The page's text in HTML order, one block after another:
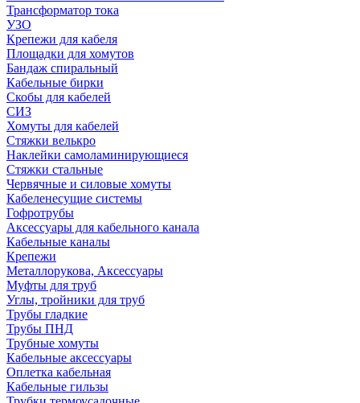
Трансформатор тока
УЗО
Крепежи для кабеля
Площадки для хомутов
Бандаж спиральный
Кабельные бирки
Cкобы для кабелей
СИЗ
Хомуты для кабелей
Стяжки велькро
Наклейки самоламинирующиеся
Стяжки стальные
Червячные и силовые хомуты
Кабеленесущие системы
Гофротрубы
Аксессуары для кабельного канала
Кабельные каналы
Крепежи
Металлорукова, Аксессуары
Муфты для труб
Углы, тройники для труб
Трубы гладкие
Трубы ПНД
Трубные хомуты
Кабельные аксессуары
Оплетка кабельная
Кабельные гильзы